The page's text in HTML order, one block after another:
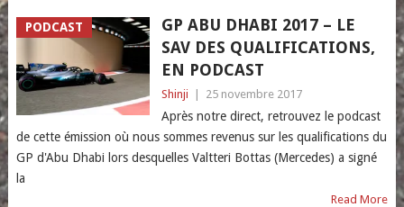
PODCAST
GP ABU DHABI 2017 – LE
SAV DES QUALIFICATIONS,
EN PODCAST
Shinji 25 novembre 2017
Après notre direct, retrouvez le podcast
de cette émission où nous sommes revenus sur les qualifications du
GP d'Abu Dhabi lors desquelles Valtteri Bottas (Mercedes) a signé
la
Read More